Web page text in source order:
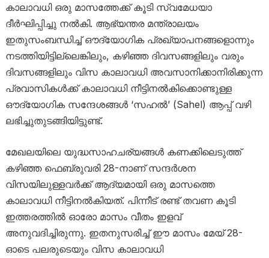
കാലാവധി ഒരു മാസത്തേക്ക് കൂടി സ്വമേധയാ
ദീർഘിപ്പിച്ചു നൽകി. ആഭ്യന്തര മന്ത്രാലയം
ഇതുസംബന്ധിച്ച് ഔദ്യോഗിക പ്രഖ്യാപനങ്ങളൊന്നും
നടത്തിയിട്ടില്ലെങ്കിലും, കഴിഞ്ഞ ദിവസങ്ങളിലും വരും
ദിവസങ്ങളിലും വിസ കാലാവധി അവസാനിക്കാനിരിക്കുന്ന
പ്രവാസികൾക്ക് കാലാവധി നീട്ടിനൽകിക്കൊണ്ടുള്ള
ഔദ്യോഗിക സന്ദേശങ്ങൾ ‘സഹൽ’ (Sahel) ആപ്പ് വഴി
ലഭിച്ചുതുടങ്ങിയിട്ടുണ്ട്.
മേഖലയിലെ യുദ്ധസാഹചര്യങ്ങൾ കണക്കിലെടുത്ത്
കഴിഞ്ഞ ഫെബ്രുവരി 28-നാണ് സന്ദർശന
വിസയിലുള്ളവർക്ക് ആദ്യമായി ഒരു മാസത്തെ
കാലാവധി നീട്ടിനൽകിയത്. പിന്നീട് രണ്ട് തവണ കൂടി
ഇത്തരത്തിൽ ഓരോ മാസം വീതം ഇളവ്
അനുവദിച്ചിരുന്നു. ഇതനുസരിച്ച് ഈ മാസം മേയ് 28-
ഓടെ പലരുടെയും വിസ കാലാവധി